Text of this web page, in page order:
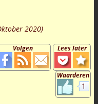
2020)
Lees later
Volgen
Waarderen
1